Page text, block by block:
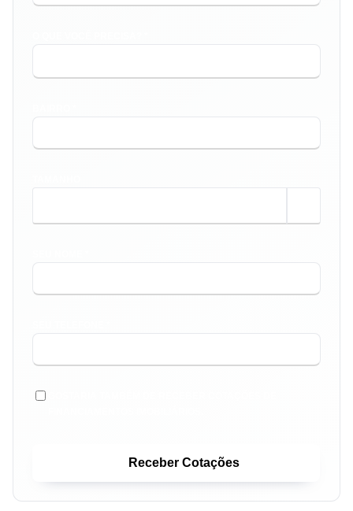
Receber Cotações